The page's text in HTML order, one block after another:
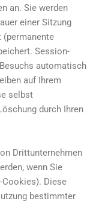
an. Sie werden
einer Sitzung
(permanente
Session-
automatisch
auf Ihrem
selbst
durch Ihren
Drittunternehmen
wenn Sie
Cookies). Diese
bestimmter